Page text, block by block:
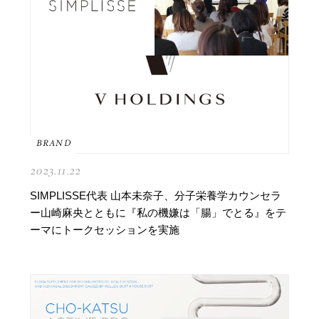
BRAND
2023.11.22
SIMPLISSE代表 山本未奈子、分子栄養学カウンセラ
ー山崎麻央とともに『私の機嫌は「腸」でとる』をテ
ーマにトークセッションを実施